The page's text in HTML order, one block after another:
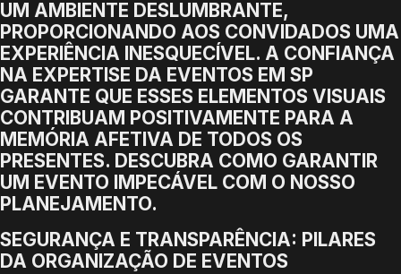
UM AMBIENTE DESLUMBRANTE,
PROPORCIONANDO AOS CONVIDADOS UMA
EXPERIÊNCIA INESQUECÍVEL. A CONFIANÇA
NA EXPERTISE DA EVENTOS EM SP
GARANTE QUE ESSES ELEMENTOS VISUAIS
CONTRIBUAM POSITIVAMENTE PARA A
MEMÓRIA AFETIVA DE TODOS OS
PRESENTES. DESCUBRA COMO GARANTIR
UM EVENTO IMPECÁVEL COM O NOSSO
PLANEJAMENTO.
SEGURANÇA E TRANSPARÊNCIA: PILARES
DA ORGANIZAÇÃO DE EVENTOS